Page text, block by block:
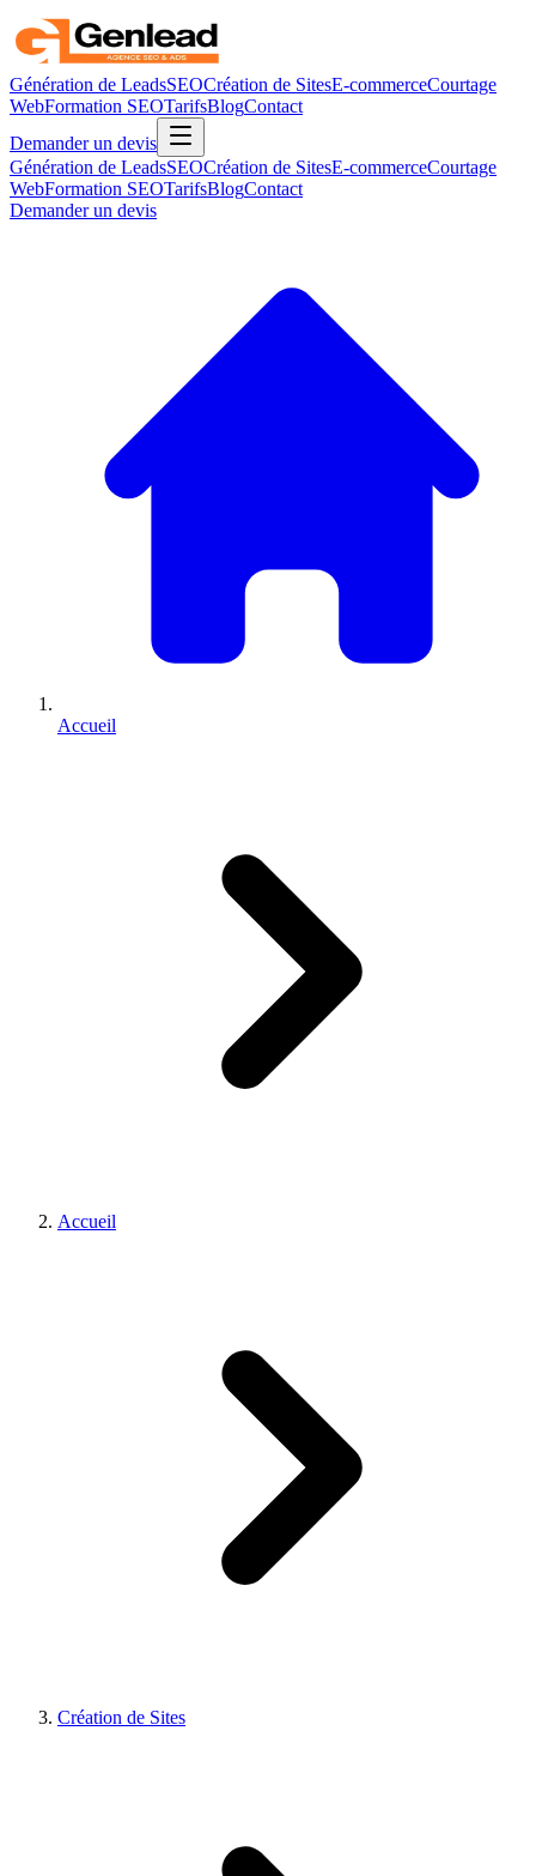
Génération de LeadsSEOCréation de SitesE-commerceCourtage
WebFormation SEOTarifsBlogContact
Demander un devis
Génération de LeadsSEOCréation de SitesE-commerceCourtage
WebFormation SEOTarifsBlogContact
Demander un devis
Accueil
Accueil
Création de Sites